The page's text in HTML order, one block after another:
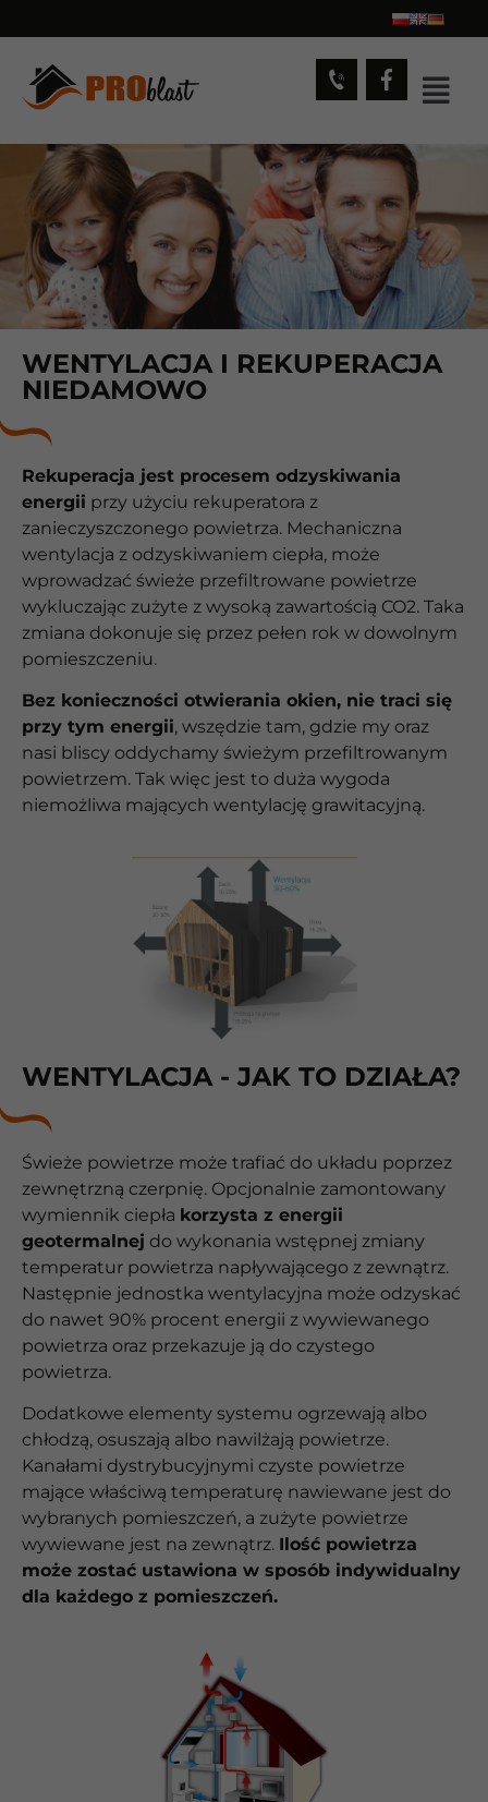
WENTYLACJA I REKUPERACJA
NIEDAMOWO
Rekuperacja jest procesem odzyskiwania
energii przy użyciu rekuperatora z
zanieczyszczonego powietrza. Mechaniczna
wentylacja z odzyskiwaniem ciepła, może
wprowadzać świeże przefiltrowane powietrze
wykluczając zużyte z wysoką zawartością CO2. Taka
zmiana dokonuje się przez pełen rok w dowolnym
pomieszczeniu.
Bez konieczności otwierania okien, nie traci się
przy tym energii, wszędzie tam, gdzie my oraz
nasi bliscy oddychamy świeżym przefiltrowanym
powietrzem. Tak więc jest to duża wygoda
niemożliwa mających wentylację grawitacyjną.
WENTYLACJA - JAK TO DZIAŁA?
Świeże powietrze może trafiać do układu poprzez
zewnętrzną czerpnię. Opcjonalnie zamontowany
wymiennik ciepła korzysta z energii
geotermalnej do wykonania wstępnej zmiany
temperatur powietrza napływającego z zewnątrz.
Następnie jednostka wentylacyjna może odzyskać
do nawet 90% procent energii z wywiewanego
powietrza oraz przekazuje ją do czystego
powietrza.
Dodatkowe elementy systemu ogrzewają albo
chłodzą, osuszają albo nawilżają powietrze.
Kanałami dystrybucyjnymi czyste powietrze
mające właściwą temperaturę nawiewane jest do
wybranych pomieszczeń, a zużyte powietrze
wywiewane jest na zewnątrz. Ilość powietrza
może zostać ustawiona w sposób indywidualny
dla każdego z pomieszczeń.